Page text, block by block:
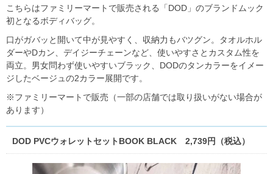
こちらはファミリーマートで販売される「DOD」のブランドムック
初となるボディバッグ。
口がガバッと開いて中が見やすく、収納力もバツグン。タオルホル
ダーやDカン、デイジーチェーンなど、使いやすさとカスタム性を
両立。男女問わず使いやすいブラック、DODのタンカラーをイメー
ジしたベージュの2カラー展開です。
※ファミリーマートで販売（一部の店舗では取り扱いがない場合が
あります）
DOD PVCウォレットセットBOOK BLACK 2,739円（税込）